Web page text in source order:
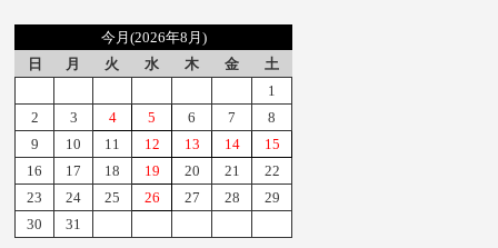
今月(2026年8月)
日
月 火 水 木 金
土
1
2
3 4 5 6 7
8
9
10 11 12 13 14
15
16
17 18 19 20 21
22
23
24 25 26 27 28
29
30
31